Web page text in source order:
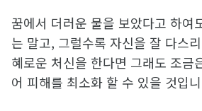
꿈에서 더러운 물을 보았다고 하여
는 말고, 그럴수록 자신을 잘 다스
혜로운 처신을 한다면 그래도 조금
어 피해를 최소화 할 수 있을 것입